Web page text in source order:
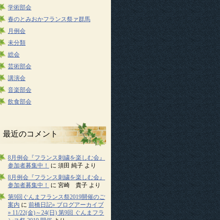
学術部会
春のとみおかフランス祭ァ群馬
月例会
未分類
総会
芸術部会
講演会
音楽部会
飲食部会
最近のコメント
8月例会『フランス刺繍を楽しむ会』
参加者募集中！
に 須田 純子 より
8月例会『フランス刺繍を楽しむ会』
参加者募集中！
に 宮崎 貴子 より
第9回ぐんまフランス祭2019開催のご
案内 に 前橋日記» ブログアーカイブ
» 11/22(金)～24(日) 第9回 ぐんまフラ